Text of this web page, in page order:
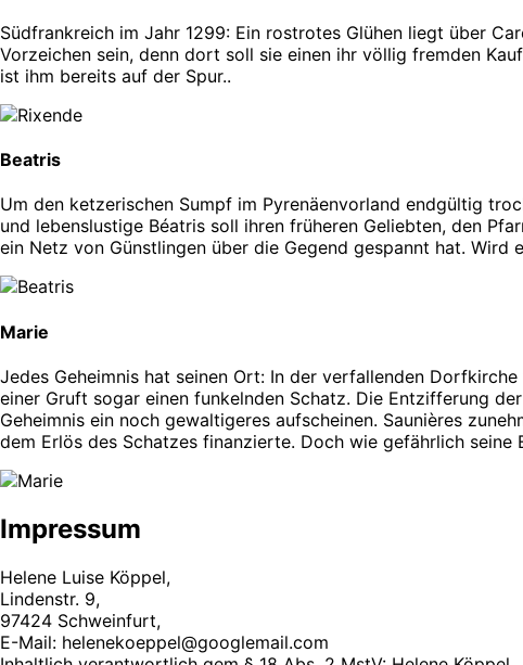
Südfrankreich im Jahr 1299: Ein rostrotes Glühen liegt über
Vorzeichen sein, denn dort soll sie einen ihr völlig fremden
ist ihm bereits auf der Spur..
Beatris
Um den ketzerischen Sumpf im Pyrenäenvorland endgültig
und lebenslustige Béatris soll ihren früheren Geliebten, den
ein Netz von Günstlingen über die Gegend gespannt hat.
Marie
Jedes Geheimnis hat seinen Ort: In der verfallenden
einer Gruft sogar einen funkelnden Schatz. Die Entzifferung
Geheimnis ein noch gewaltigeres aufscheinen. Saunières
dem Erlös des Schatzes finanzierte. Doch wie gefährlich
Impressum
Helene Luise Köppel,
Lindenstr. 9,
97424 Schweinfurt,
E-Mail: helenekoeppel@googlemail.com